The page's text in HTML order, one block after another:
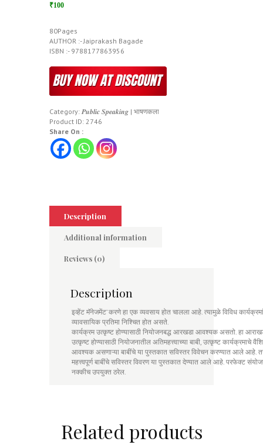
₹100
80Pages
AUTHOR :- Jaiprakash Bagade
ISBN :- 9788177863956
Category: 𝑷𝒖𝒃𝒍𝒊𝒄 𝑺𝒑𝒆𝒂𝒌𝒊𝒏𝒈 | भाषणकला
Product ID: 2746
Share On :
Description
Additional information
Reviews (0)
Description
इव्हेंट मॅनेजमेंट’ करणे हा एक व्यवसाय होत चालला आहे. त्यामुळे विविध
व्यावसायिक प्रतिमा निश्चित होत असते.
कार्यक्रम उत्कृष्ट होण्यासाठी नियोजनबद्ध आरखडा आवश्यक असतो. हा
उत्कृष्ट होण्यासाठी नियोजनातील अतिमहत्त्वाच्या बाबी, उत्कृष्ट कार्यक्रमाचे
आवश्यक असणाऱ्या बाबींचे या पुस्तकात सविस्तर विवेचन करण्यात आले आहे.
महत्त्वपूर्ण बाबींचे सविस्तर विवरण या पुस्तकात देण्यात आले आहे. परफेक्ट
नक्कीच उपयुक्त ठरेल.
Related products